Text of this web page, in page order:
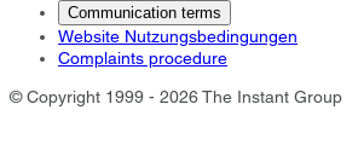
Communication terms
Website Nutzungsbedingungen
Complaints procedure
© Copyright 1999 - 2026 The Instant Group